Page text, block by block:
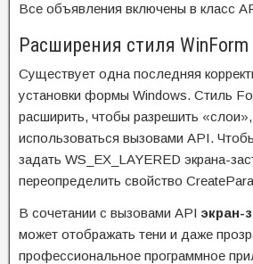
Все объявления включены в класс
Расширения стиля WinForm
Существует одна последняя
установки формы Windows. Стиль
расширить, чтобы разрешить
использоваться вызовами API.
задать WS_EX_LAYERED экрана-
переопределить свойство
В сочетании с вызовами API экран-
может отображать тени и даже
профессиональное программное